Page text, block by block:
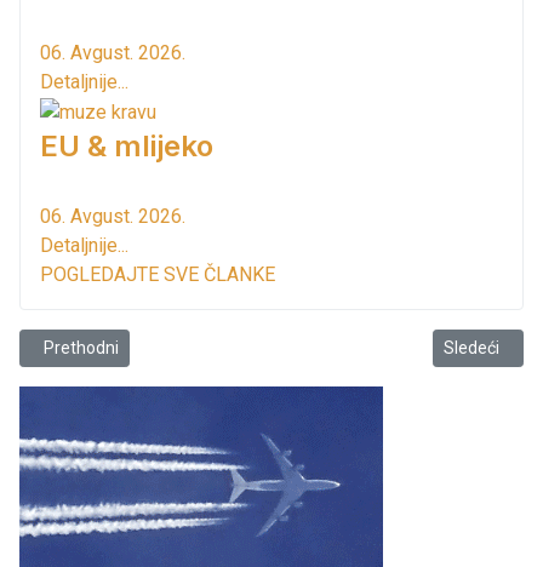
06. Avgust. 2026.
Detaljnije...
EU & mlijeko
06. Avgust. 2026.
Detaljnije...
POGLEDAJTE SVE ČLANKE
Prethodni članak: Tjelovo...
Prethodni Sledeći
Sledeći